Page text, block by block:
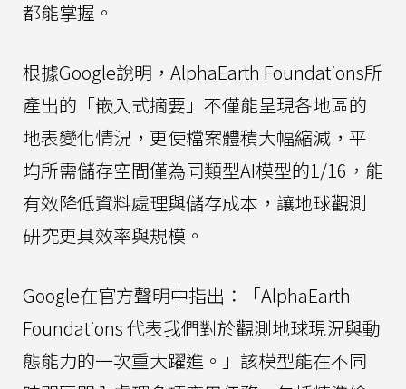
都能掌握。
根據Google說明，AlphaEarth Foundations所
產出的「嵌入式摘要」不僅能呈現各地區的
地表變化情況，更使檔案體積大幅縮減，平
均所需儲存空間僅為同類型AI模型的1/16，能
有效降低資料處理與儲存成本，讓地球觀測
研究更具效率與規模。
Google在官方聲明中指出：「AlphaEarth
Foundations 代表我們對於觀測地球現況與動
態能力的一次重大躍進。」該模型能在不同